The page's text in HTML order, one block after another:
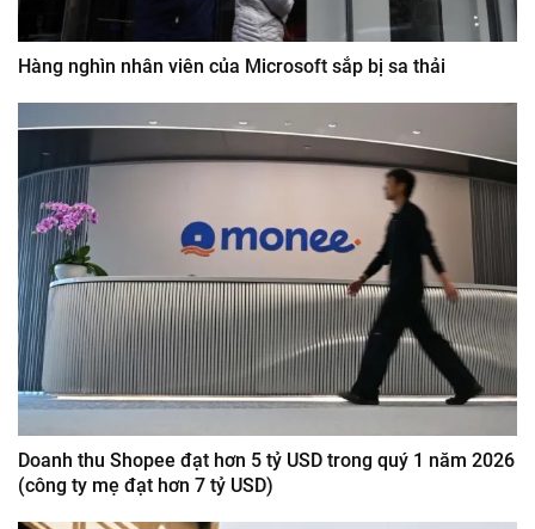
Hàng nghìn nhân viên của Microsoft sắp bị sa thải
Doanh thu Shopee đạt hơn 5 tỷ USD trong quý 1 năm 2026
(công ty mẹ đạt hơn 7 tỷ USD)